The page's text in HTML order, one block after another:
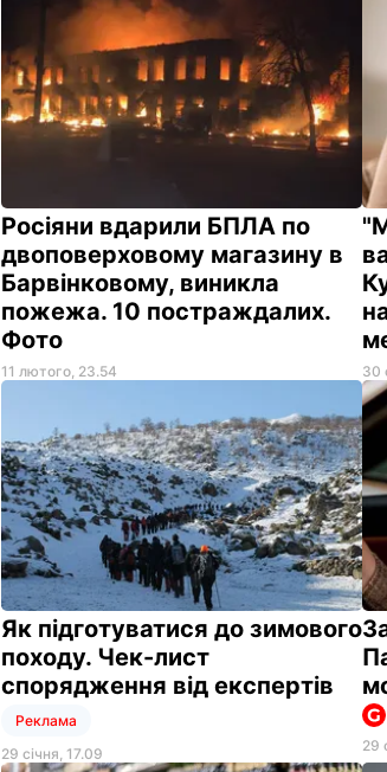
Росіяни вдарили БПЛА по
двоповерховому магазину в
Барвінковому, виникла
пожежа. 10 постраждалих.
Фото
11 лютого, 23.54 30
Як підготуватися до зимового
походу. Чек-лист
спорядження від експертів
Реклама
29 січня, 17.09
29